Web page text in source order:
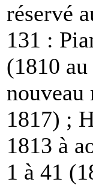
réservé
131 :
(1810
nouveau
1817) ;
1813 à
1 à 41